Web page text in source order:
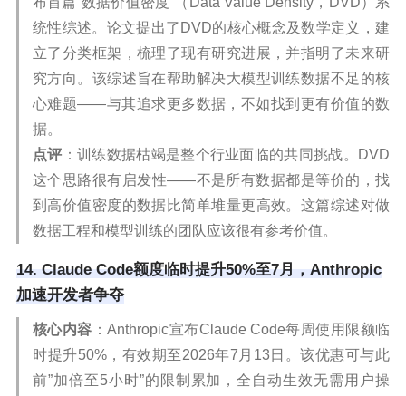
统性综述。论文提出了DVD的核心概念及数学定义，建
立了分类框架，梳理了现有研究进展，并指明了未来研
究方向。该综述旨在帮助解决大模型训练数据不足的核
心难题——与其追求更多数据，不如找到更有价值的数
据。
点评 ：训练数据枯竭是整个行业面临的共同挑战。DVD
这个思路很有启发性——不是所有数据都是等价的，找
到高价值密度的数据比简单堆量更高效。这篇综述对做
数据工程和模型训练的团队应该很有参考价值。
14. Claude Code额度临时提升50%至7月，Anthropic
加速开发者争夺
核心内容 ：Anthropic宣布Claude Code每周使用限额临
时提升50%，有效期至2026年7月13日。该优惠可与此
前”加倍至5小时”的限制累加，全自动生效无需用户操